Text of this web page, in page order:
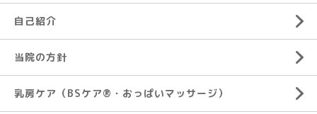
自己紹介
当院の方針
乳房ケア（BSケア®︎・おっぱいマッサージ）